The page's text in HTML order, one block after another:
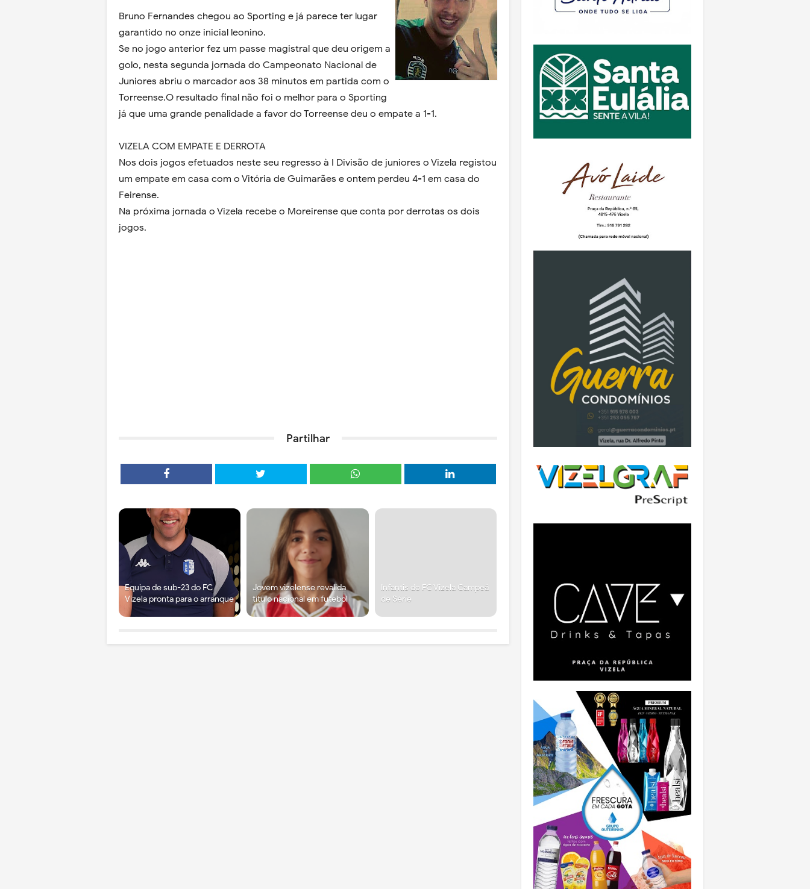
Bruno Fernandes chegou ao Sporting e já parece ter lugar
garantido no onze inicial leonino.
Se no jogo anterior fez um passe magistral que deu origem a
golo, nesta segunda jornada do Campeonato Nacional de
Juniores abriu o marcador aos 38 minutos em partida com o
Torreense.O resultado final não foi o melhor para o Sporting
já que uma grande penalidade a favor do Torreense deu o empate a 1-1.
VIZELA COM EMPATE E DERROTA
Nos dois jogos efetuados neste seu regresso à I Divisão de juniores o Vizela registou
um empate em casa com o Vitória de Guimarães e ontem perdeu 4-1 em casa do
Feirense.
Na próxima jornada o Vizela recebe o Moreirense que conta por derrotas os dois
jogos.
Partilhar
Equipa de sub-23 do FC
Vizela pronta para o arranque
Jovem vizelense revalida
título nacional em futebol
Infantis do FC Vizela Campeã
de Série